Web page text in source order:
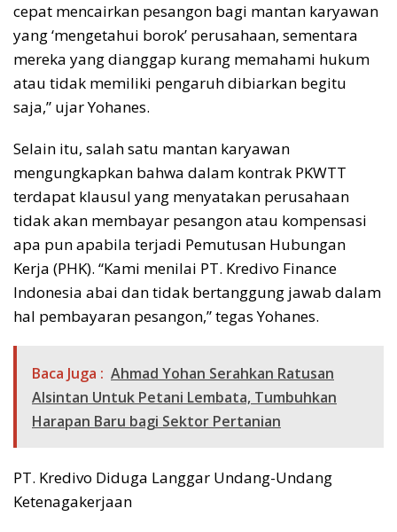
cepat mencairkan pesangon bagi mantan karyawan
yang ‘mengetahui borok’ perusahaan, sementara
mereka yang dianggap kurang memahami hukum
atau tidak memiliki pengaruh dibiarkan begitu
saja,” ujar Yohanes.
Selain itu, salah satu mantan karyawan
mengungkapkan bahwa dalam kontrak PKWTT
terdapat klausul yang menyatakan perusahaan
tidak akan membayar pesangon atau kompensasi
apa pun apabila terjadi Pemutusan Hubungan
Kerja (PHK). “Kami menilai PT. Kredivo Finance
Indonesia abai dan tidak bertanggung jawab dalam
hal pembayaran pesangon,” tegas Yohanes.
Baca Juga : Ahmad Yohan Serahkan Ratusan
Alsintan Untuk Petani Lembata, Tumbuhkan
Harapan Baru bagi Sektor Pertanian
PT. Kredivo Diduga Langgar Undang-Undang
Ketenagakerjaan